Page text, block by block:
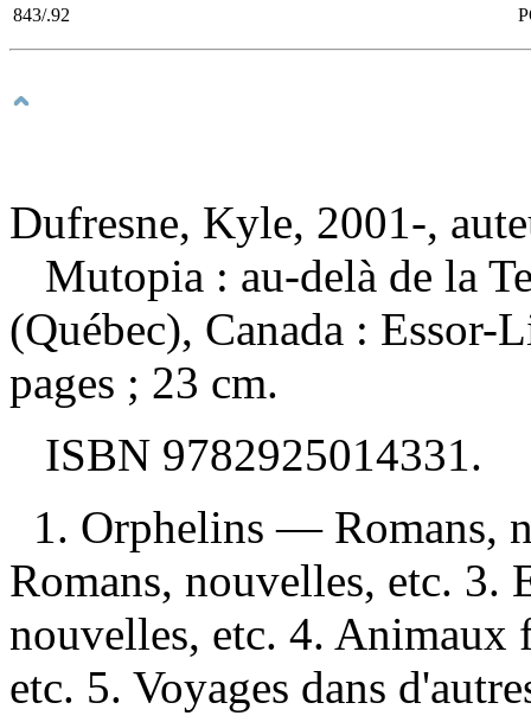
843/.92
Dufresne, Kyle, 2001-,
Mutopia : au-delà de la
(Québec), Canada :
pages ; 23 cm.
ISBN 9782925014331.
1. Orphelins — Romans,
Romans, nouvelles, etc. 3.
nouvelles, etc. 4.
etc. 5. Voyages dans